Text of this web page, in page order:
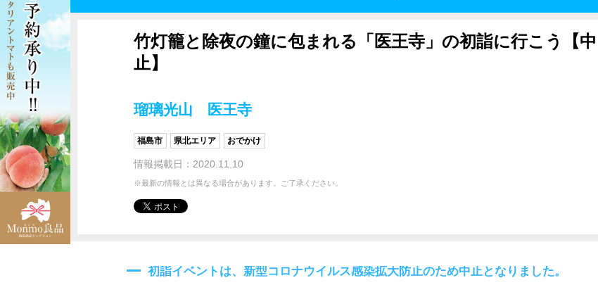
竹灯籠と除夜の鐘に包まれる「医王寺」の初詣に行こう【中
止】
瑠璃光山 医王寺
福島市 県北エリア おでかけ
情報掲載日：2020.11.10
※最新の情報とは異なる場合があります。ご了承ください。
初詣イベントは、新型コロナウイルス感染拡大防止のため中止となりました。